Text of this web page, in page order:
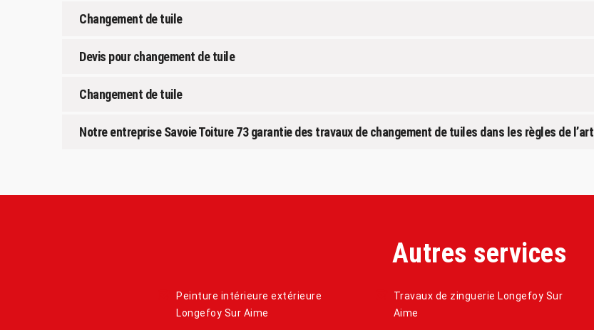
Changement de tuile
Devis pour changement de tuile
Changement de tuile
Notre entreprise Savoie Toiture 73 garantie des travaux de changement de tuiles dans les règles de l’art
Autres services
Peinture intérieure extérieure
Longefoy Sur Aime
Travaux de zinguerie Longefoy Sur
Aime